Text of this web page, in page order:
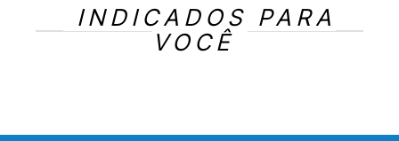
INDICADOS PARA
VOCÊ